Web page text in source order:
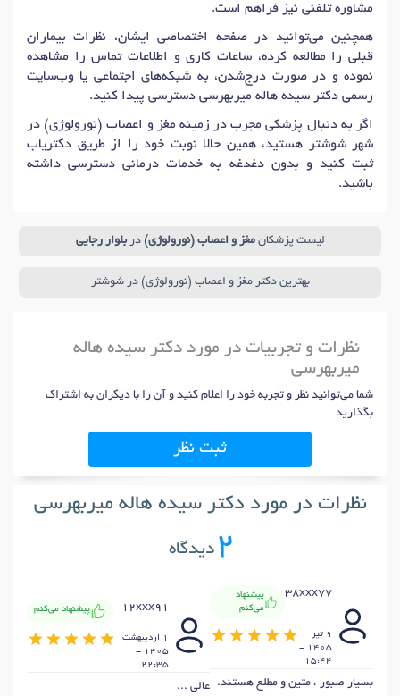
مشاوره تلفنی نیز فراهم است.
همچنین می‌توانید در صفحه اختصاصی ایشان، نظرات بیماران
قبلی را مطالعه کرده، ساعات کاری و اطلاعات تماس را مشاهده
نموده و در صورت درج‌شدن، به شبکه‌های اجتماعی یا وب‌سایت
رسمی دکتر سیده هاله میربهرسی دسترسی پیدا کنید.
اگر به دنبال پزشکی مجرب در زمینه مغز و اعصاب (نورولوژی) در
شهر شوشتر هستید، همین حالا نوبت خود را از طریق دکتریاب
ثبت کنید و بدون دغدغه به خدمات درمانی دسترسی داشته
باشید.
لیست پزشکانمغز و اعصاب (نورولوژی) دربلوار رجایی
بهترین دکتر مغز و اعصاب (نورولوژی) در شوشتر
نظرات و تجربیات در مورد دکتر سیده هاله
میربهرسی
شما می‌توانید نظر و تجربه خود را اعلام کنید و آن را با دیگران به اشتراک
بگذارید
ثبت نظر
نظرات در مورد دکتر سیده هاله میربهرسی
2دیدگاه
38xxx77
پیشنهاد
می‌کنم
9 تير
1405 -
15:44
بسیار صبور ، متین و مطلع هستند.
12xxx91 پیشنهاد می‌کنم
1 ارديبهشت
1405 -
22:35
عالی ...